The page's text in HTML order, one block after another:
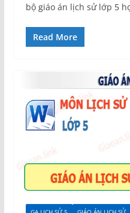
bộ giáo án lịch sử lớp 5
Read More